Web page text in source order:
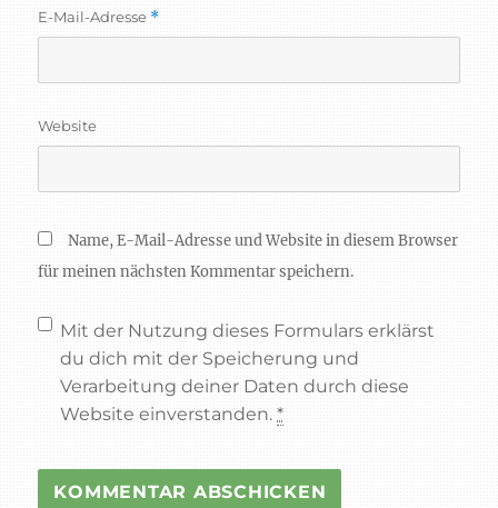
E-Mail-Adresse *
Website
Name, E-Mail-Adresse und Website in diesem Browser
für meinen nächsten Kommentar speichern.
Mit der Nutzung dieses Formulars erklärst
du dich mit der Speicherung und
Verarbeitung deiner Daten durch diese
Website einverstanden.*